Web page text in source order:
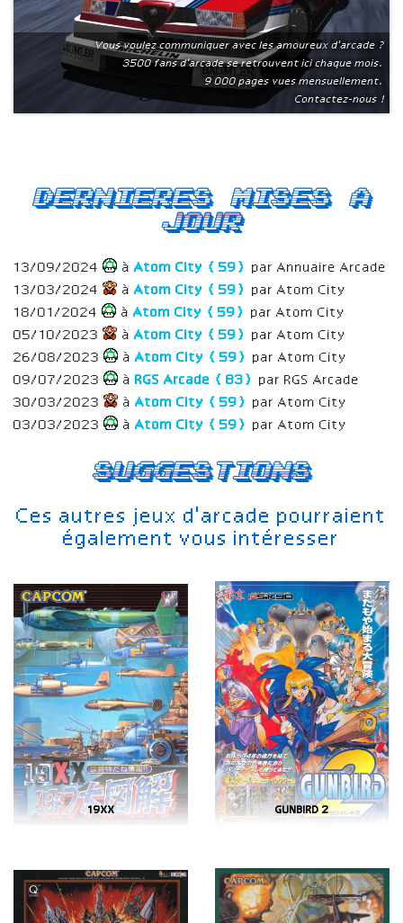
Vous voulez communiquer avec les amoureux d'arcade ?
3500 fans d'arcade se retrouvent ici chaque mois.
9 000 pages vues mensuellement.
Contactez-nous !
Suggestions
Ces autres jeux d'arcade pourraient
également vous intéresser
19XX GUNBIRD 2
Dernieres mises a
jour
13/09/2024 à Atom City (59)
par Annuaire Arcade
13/03/2024
à Atom City (59)
par Atom City
18/01/2024
à Atom City (59)
par Atom City
05/10/2023
à Atom City (59)
par Atom City
26/08/2023
à Atom City (59)
par Atom City
09/07/2023
à RGS Arcade (83)
par RGS Arcade
30/03/2023
à Atom City (59)
par Atom City
03/03/2023
à Atom City (59) par Atom City